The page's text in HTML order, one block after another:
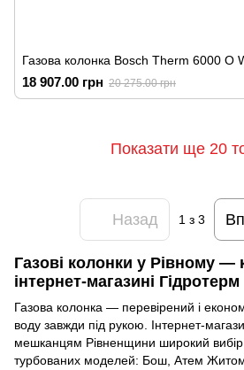
Газова колонка Bosch Therm 6000 O
18 907.00 грн 20 275.00 грн
Показати ще 20
Назад 1 з 3
Газові колонки у Рівному —
інтернет-магазині Гідротерм
Газова колонка — перевірений і
воду завжди під рукою. Інтернет-
мешканцям Рівненщини широкий вибір
турбованих моделей: Бош, Атем